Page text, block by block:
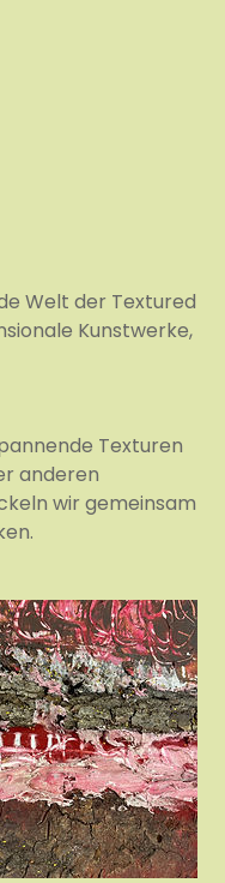
Welt der Textured
Kunstwerke,
Texturen
anderen
wir gemeinsam